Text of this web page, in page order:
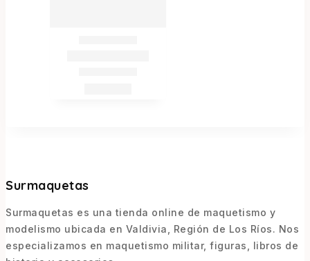
Surmaquetas
Surmaquetas es una tienda online de maquetismo y
modelismo ubicada en Valdivia, Región de Los Ríos. Nos
especializamos en maquetismo militar, figuras, libros de